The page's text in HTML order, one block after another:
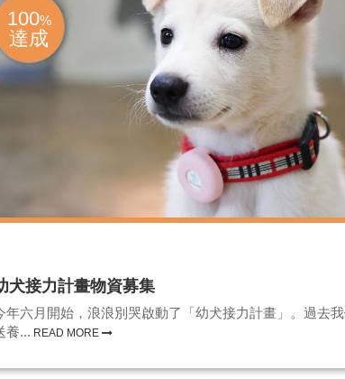
100%
達成
犬接力計畫物資募集
年六月開始，浪浪別哭啟動了「幼犬接力計畫」。過去
養... READ MORE